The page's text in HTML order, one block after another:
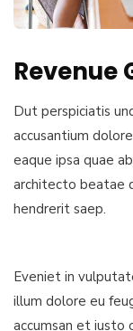
Revenue
Dut perspiciatis
accusantium
eaque ipsa quae
architecto beatae
hendrerit saep.
Eveniet in
illum dolore eu
accumsan et iusto